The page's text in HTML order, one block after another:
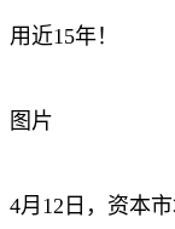
用近15年！
图片
4月12日，资本